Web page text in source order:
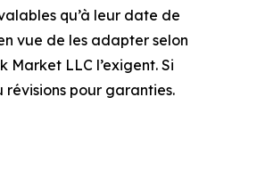
qu’à leur date de
vue de les adapter selon
LLC l’exigent. Si
révisions pour garanties.